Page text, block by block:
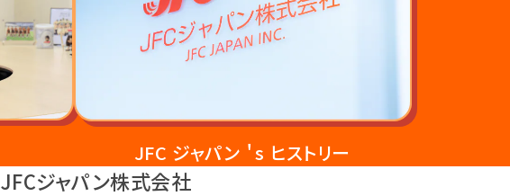
JFC ジャパン ＇s ヒストリー
JFCジャパン株式会社